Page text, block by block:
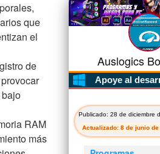
que
el
de
RAM
más
Auslogics
Apoye al
Publicado: 28 de diciembre
Actualizado: 8 de junio